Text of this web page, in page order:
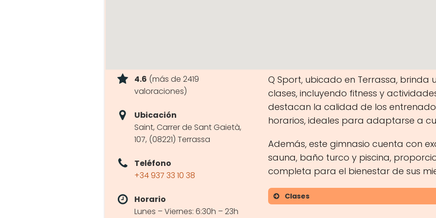
4.6 (más de 2419
valoraciones)
Ubicación
Saint, Carrer de Sant Gaietà,
107, (08221) Terrassa
Teléfono
+34 937 33 10 38
Horario
Lunes – Viernes: 6:30h – 23h
Q Sport, ubicado en Terrassa, brinda
clases, incluyendo fitness y
destacan la calidad de los
horarios, ideales para adaptarse a
Además, este gimnasio cuenta con
sauna, baño turco y piscina,
completa para el bienestar de sus
Clases